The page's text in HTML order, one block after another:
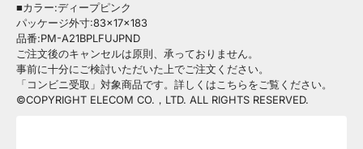
■カラー:ディープピンク
パッケージ外寸:83×17×183
品番:PM-A21BPLFUJPND
ご注文後のキャンセルは原則、承っておりません。
事前に十分にご検討いただいた上でご注文ください。
「コンビニ受取」対象商品です。詳しくはこちらをご覧ください。
©COPYRIGHT ELECOM CO.，LTD. ALL RIGHTS RESERVED.